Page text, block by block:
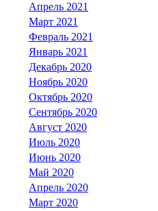
Апрель 2021
Март 2021
Февраль 2021
Январь 2021
Декабрь 2020
Ноябрь 2020
Октябрь 2020
Сентябрь 2020
Август 2020
Июль 2020
Июнь 2020
Май 2020
Апрель 2020
Март 2020